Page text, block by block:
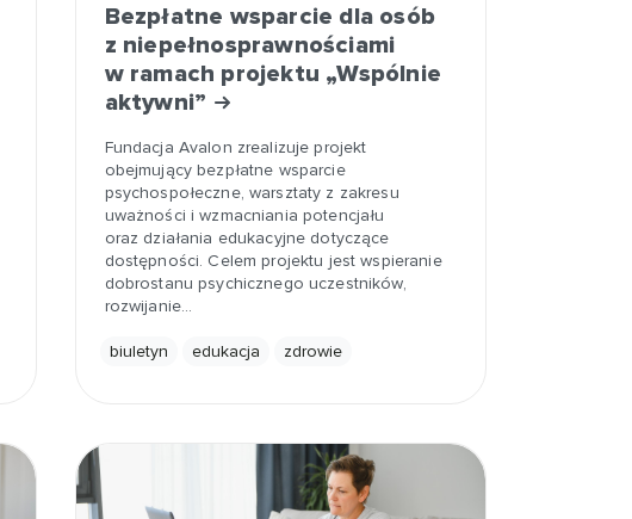
Bezpłatne wsparcie dla osób
z niepełnosprawnościami
w ramach projektu „Wspólnie
aktywni”
Fundacja Avalon zrealizuje projekt
obejmujący bezpłatne wsparcie
psychospołeczne, warsztaty z zakresu
uważności i wzmacniania potencjału
oraz działania edukacyjne dotyczące
dostępności. Celem projektu jest wspieranie
dobrostanu psychicznego uczestników,
rozwijanie…
biuletyn edukacja zdrowie